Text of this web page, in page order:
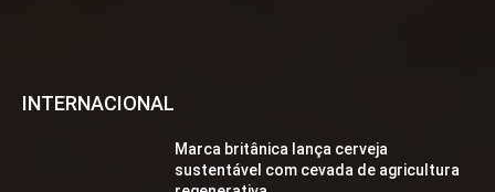
INTERNACIONAL
Marca britânica lança cerveja
sustentável com cevada de agricultura